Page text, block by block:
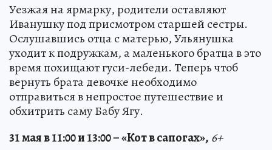
Уезжая на ярмарку, родители оставляют
Иванушку под присмотром старшей сестры.
Ослушавшись отца с матерью, Ульянушка
уходит к подружкам, а маленького братца в это
время похищают гуси-лебеди. Теперь чтоб
вернуть брата девочке необходимо
отправиться в непростое путешествие и
обхитрить саму Бабу Ягу.
31 мая в 11:00 и 13:00 – «Кот в сапогах», 6+